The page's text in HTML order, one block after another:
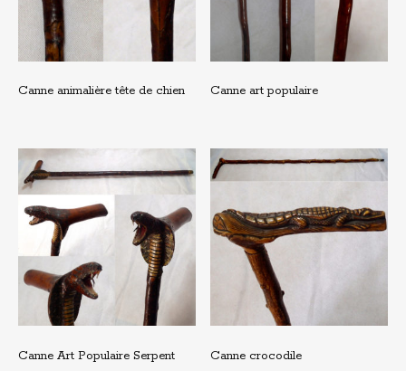
Canne animalière tête de chien Canne art populaire
Canne Art Populaire Serpent Canne crocodile